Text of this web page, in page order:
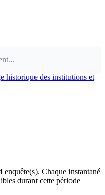
historique des institutions et
Chaque instantané
durant cette période